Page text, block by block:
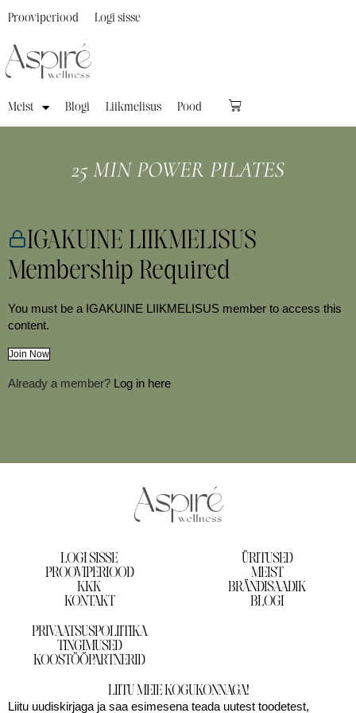
Meist Blogi Liikmelisus Pood
Prooviperiood Logi sisse
25 MIN POWER PILATES
IGAKUINE LIIKMELISUS
Membership Required
You must be a IGAKUINE LIIKMELISUS member to access this
content.
Join Now
Already a member? Log in here
LOGI SISSE
PROOVIPERIOOD
KKK
KONTAKT
ÜRITUSED
MEIST
BRÄNDISAADIK
BLOGI
PRIVAATSUSPOLIITIKA
TINGIMUSED
KOOSTÖÖPARTNERID
LIITU MEIE KOGUKONNAGA!
Liitu uudiskirjaga ja saa esimesena teada uutest toodetest,